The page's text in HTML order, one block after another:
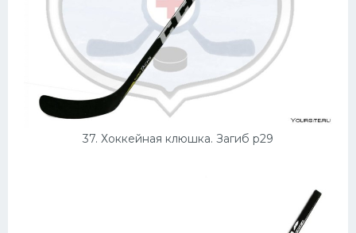
37. Хоккейная клюшка. Загиб p29